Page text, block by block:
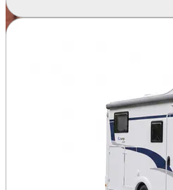
Noleggio